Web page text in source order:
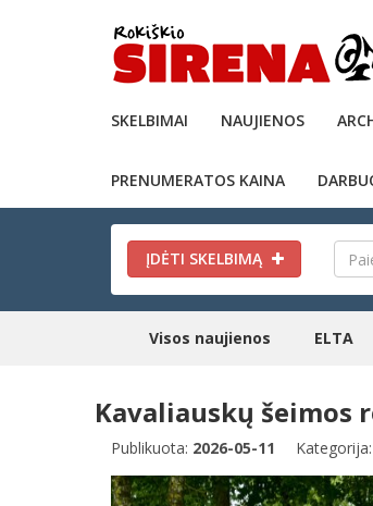
SKELBIMAI NAUJIENOS
PRENUMERATOS KAINA
ĮDĖTI SKELBIMĄ
Visos naujienos ELTA
Kavaliauskų šeimos
Publikuota: 2026-05-11 Kategorija: